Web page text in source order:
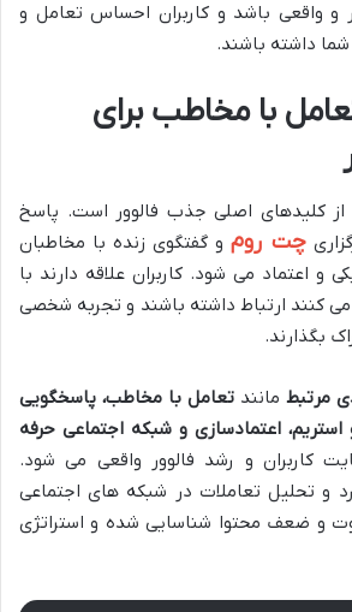
و واقعی باشد و کاربران احساس تعامل و
داشته باشند.
با مخاطب برای
کلیدهای اصلی جذب فالوور است. پاسخ
چت رومو گفتگوی زنده با مخاطبان
و اعتماد می شود. کاربران علاقه دارند با
می کنند ارتباط داشته باشند و تجربه شخصی
بگذارند.
مرتبط مانند تعامل با مخاطب، پاسخگویی
اعتمادسازی و شبکه اجتماعی حرفه
کاربران و رشد فالوور واقعی می شود.
و تحلیل تعاملات در شبکه های اجتماعی
و ضعف محتوا شناسایی شده و استراتژی